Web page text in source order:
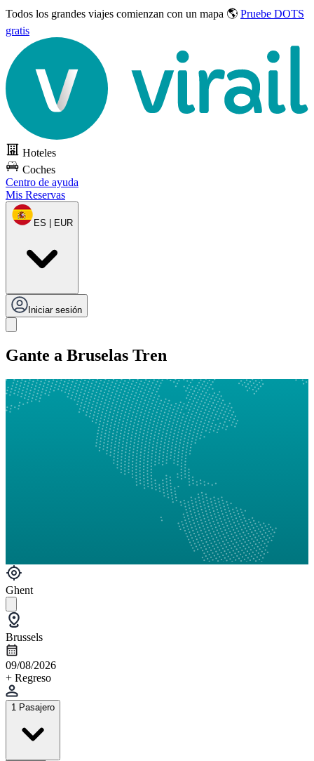
Todos los grandes viajes comienzan con un mapa 🌎 Pruebe DOTS
gratis
Hoteles
Coches
Centro de ayuda
Mis Reservas
ES | EUR
Iniciar sesión
Gante a Bruselas Tren
Ghent
Brussels
09/08/2026
+ Regreso
1 Pasajero